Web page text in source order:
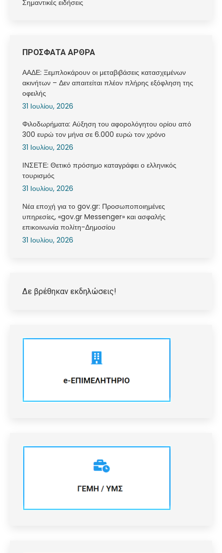
Σημαντικές ειδήσεις
ΠΡΟΣΦΑΤΑ ΑΡΘΡΑ
ΑΑΔΕ: Ξεμπλοκάρουν οι μεταβιβάσεις κατασχεμένων
ακινήτων – Δεν απαιτείται πλέον πλήρης εξόφληση της
οφειλής
31 Ιουλίου, 2026
Φιλοδωρήματα: Αύξηση του αφορολόγητου ορίου από
300 ευρώ τον μήνα σε 6.000 ευρώ τον χρόνο
31 Ιουλίου, 2026
ΙΝΣΕΤΕ: Θετικό πρόσημο καταγράφει ο ελληνικός
τουρισμός
31 Ιουλίου, 2026
Νέα εποχή για το gov.gr: Προσωποποιημένες
υπηρεσίες, «gov.gr Messenger» και ασφαλής
επικοινωνία πολίτη-Δημοσίου
31 Ιουλίου, 2026
Δε βρέθηκαν εκδηλώσεις!